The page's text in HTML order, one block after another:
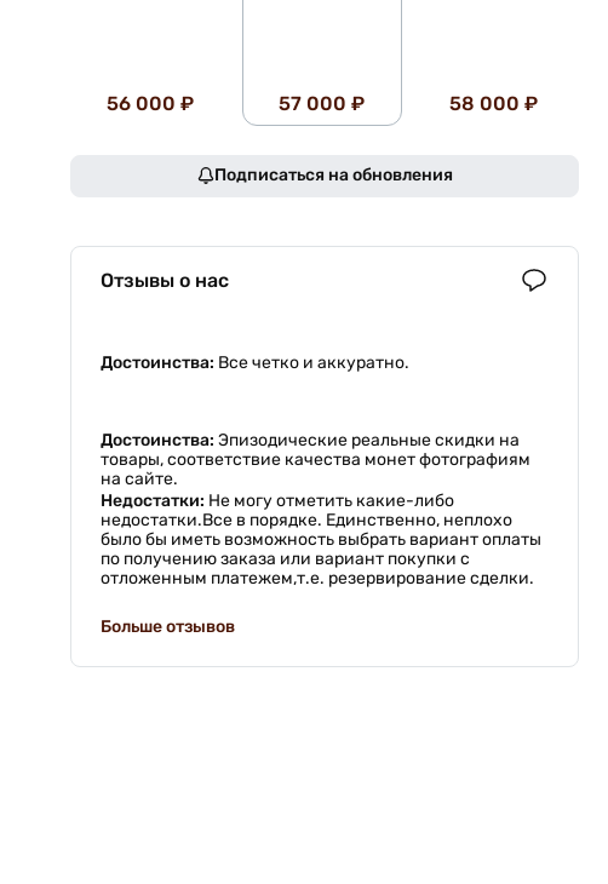
56 000 ₽ 57 000 ₽ 58 000 ₽
Подписаться на обновления
Отзывы о нас
Достоинства: Все четко и аккуратно.
Достоинства: Эпизодические реальные скидки на
товары, соответствие качества монет фотографиям
на сайте.
Недостатки: Не могу отметить какие-либо
недостатки.Все в порядке. Единственно, неплохо
было бы иметь возможность выбрать вариант оплаты
по получению заказа или вариант покупки с
отложенным платежем,т.е. резервирование сделки.
Больше отзывов